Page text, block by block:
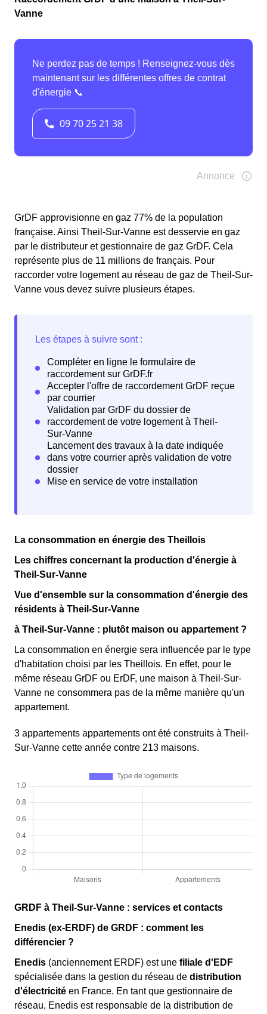
Vanne
GrDF approvisionne en gaz 77% de la population
française. Ainsi Theil-Sur-Vanne est desservie en gaz
par le distributeur et gestionnaire de gaz GrDF. Cela
représente plus de 11 millions de français. Pour
raccorder votre logement au réseau de gaz de Theil-Sur-
Vanne vous devez suivre plusieurs étapes.
La consommation en énergie des Theillois
Les chiffres concernant la production d'énergie à
Theil-Sur-Vanne
Vue d'ensemble sur la consommation d'énergie des
résidents à Theil-Sur-Vanne
à Theil-Sur-Vanne : plutôt maison ou appartement ?
La consommation en énergie sera influencée par le type
d'habitation choisi par les Theillois. En effet, pour le
même réseau GrDF ou ErDF, une maison à Theil-Sur-
Vanne ne consommera pas de la même manière qu'un
appartement.
3 appartements appartements ont été construits à Theil-
Sur-Vanne cette année contre 213 maisons.
GRDF à Theil-Sur-Vanne : services et contacts
Enedis (ex-ERDF) de GRDF : comment les
différencier ?
Enedis (anciennement ERDF) est une filiale d'EDF
spécialisée dans la gestion du réseau de distribution
d'électricité en France. En tant que gestionnaire de
réseau, Enedis est responsable de la distribution de